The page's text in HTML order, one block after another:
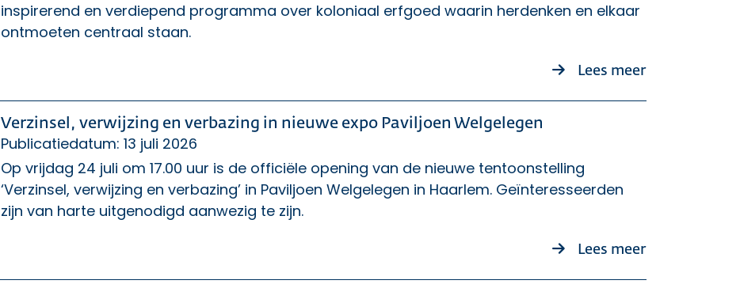
inspirerend en verdiepend programma over koloniaal erfgoed waarin herdenken en elkaar
ontmoeten centraal staan.
Lees meerover Vier Dia
Verzinsel, verwijzing en verbazing in nieuwe expo Paviljoen Welgelegen
Publicatiedatum: 13 juli 2026
Op vrijdag 24 juli om 17.00 uur is de officiële opening van de nieuwe tentoonstelling
‘Verzinsel, verwijzing en verbazing’ in Paviljoen Welgelegen in Haarlem. Geïnteresseerden
zijn van harte uitgenodigd aanwezig te zijn.
Lees meerover